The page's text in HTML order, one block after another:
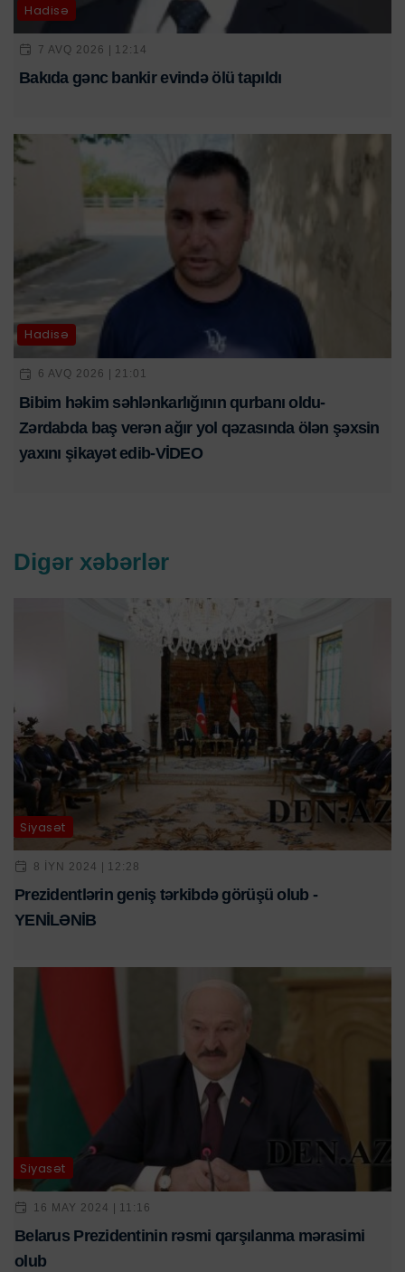
Hadisə
7 AVQ 2026 | 12:14
Bakıda gənc bankir evində ölü tapıldı
Hadisə
6 AVQ 2026 | 21:01
Bibim həkim səhlənkarlığının qurbanı oldu-
Zərdabda baş verən ağır yol qəzasında ölən şəxsin
yaxını şikayət edib-VİDEO
Digər xəbərlər
Siyasət
8 IYN 2024 | 12:28
Prezidentlərin geniş tərkibdə görüşü olub -
YENİLƏNİB
Siyasət
16 MAY 2024 | 11:16
Belarus Prezidentinin rəsmi qarşılanma mərasimi
olub